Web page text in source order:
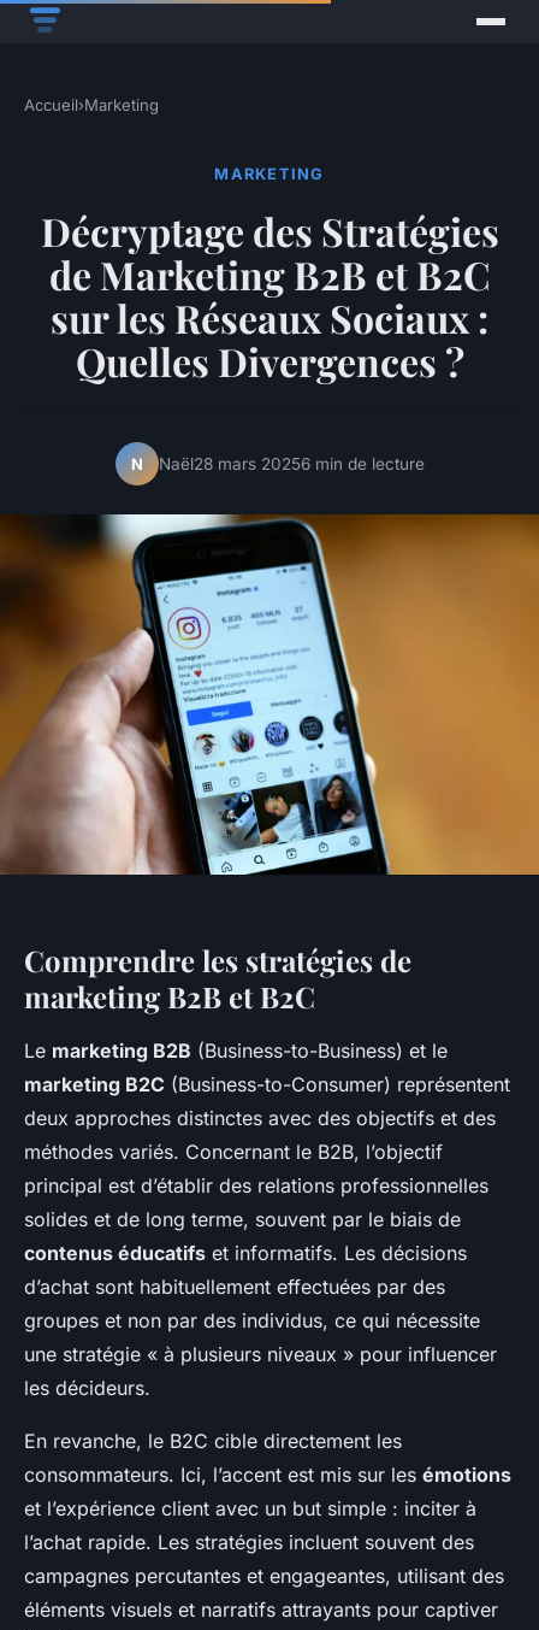
Accueil›Marketing
MARKETING
Décryptage des Stratégies
de Marketing B2B et B2C
sur les Réseaux Sociaux :
Quelles Divergences ?
N Naël28 mars 20256 min de lecture
Comprendre les stratégies de
marketing B2B et B2C
Le marketing B2B (Business-to-Business) et le
marketing B2C (Business-to-Consumer) représentent
deux approches distinctes avec des objectifs et des
méthodes variés. Concernant le B2B, l’objectif
principal est d’établir des relations professionnelles
solides et de long terme, souvent par le biais de
contenus éducatifs et informatifs. Les décisions
d’achat sont habituellement effectuées par des
groupes et non par des individus, ce qui nécessite
une stratégie « à plusieurs niveaux » pour influencer
les décideurs.
En revanche, le B2C cible directement les
consommateurs. Ici, l’accent est mis sur les émotions
et l’expérience client avec un but simple : inciter à
l’achat rapide. Les stratégies incluent souvent des
campagnes percutantes et engageantes, utilisant des
éléments visuels et narratifs attrayants pour captiver